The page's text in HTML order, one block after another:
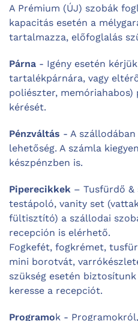
A Prémium (ÚJ) szobák
kapacitás esetén a
tartalmazza, előfoglalás
Párna - Igény esetén
tartalékpárnára, vagy
poliészter, memóriahabos)
kérését.
Pénzváltás - A
lehetőség. A számla
készpénzben is.
Piperecikkek – Tusfürdő &
testápoló, vanity set
fültisztító) a szállodai
recepción is elérhető.
Fogkefét, fogkrémet,
mini borotvát,
szükség esetén
keresse a recepciót.
Programok -